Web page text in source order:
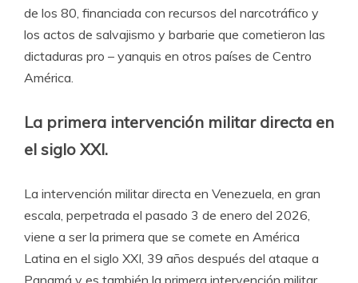
de los 80, financiada con recursos del narcotráfico y
los actos de salvajismo y barbarie que cometieron las
dictaduras pro – yanquis en otros países de Centro
América.
La primera intervención militar directa en
el siglo XXI.
La intervención militar directa en Venezuela, en gran
escala, perpetrada el pasado 3 de enero del 2026,
viene a ser la primera que se comete en América
Latina en el siglo XXI, 39 años después del ataque a
Panamá y es también la primera intervención militar